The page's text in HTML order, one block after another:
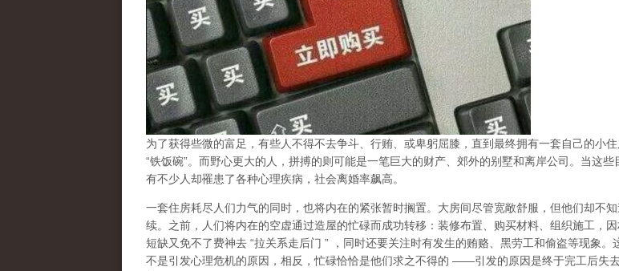
为了获得些微的富足，有些人不得不去争斗、行贿、或卑躬屈膝，直到最终拥有一套自己的小住
“铁饭碗”。而野心更大的人，拼搏的则可能是一笔巨大的财产、郊外的别墅和离岸公司。当这些
有不少人却罹患了各种心理疾病，社会离婚率飙高。
一套住房耗尽人们力气的同时，也将内在的紧张暂时搁置。大房间尽管宽敞舒服，但他们却不
续。之前，人们将内在的空虚通过造屋的忙碌而成功转移：装修布置、购买材料、组织施工，
短缺又免不了费神去 “拉关系走后门 ”
，同时还要关注时有发生的贿赂、黑劳工和偷盗等现象。
不是引发心理危机的原因，相反，忙碌恰恰是他们求之不得的 ——引发的原因是终于完工后失